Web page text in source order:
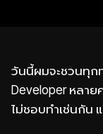
วันนี้ผมจะชวนทุก
Developer หลา
ไม่ชอบทำเช่นกัน